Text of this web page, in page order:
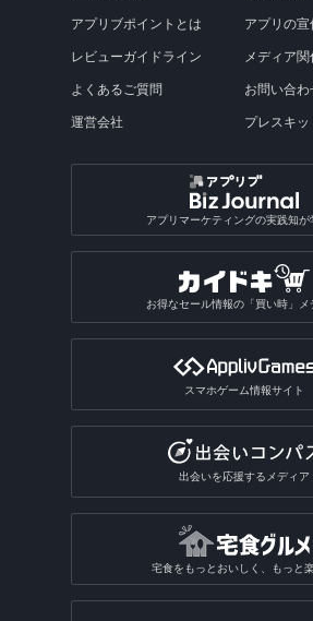
アプリブポイントとは
レビューガイドライン
よくあるご質問
運営会社
アプリの
メディア
お問い合わ
プレスキッ
アプリマーケティングの実践知が
お得なセール情報の「買い時」メ
スマホゲーム情報サイト
出会いを応援するメディア
宅食をもっとおいしく、もっと